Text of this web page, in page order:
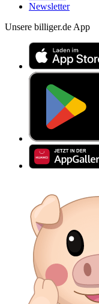
Newsletter
Unsere billiger.de App